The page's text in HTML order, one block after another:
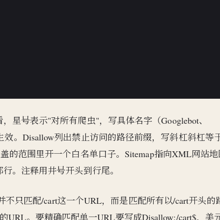
星号表示"对所有爬虫"，写具体名字（Googlebot、
效。Disallow列出禁止访问的路径前缀，写斜杠斜杠等
的范围里开一个白名单口子。Sitemap指向XML网站地
。注释用井号开头到行尾。
只匹配/cart这一个URL，而是匹配所有以/cart开头的
URL。要精确匹配单一URL要写成Disallow:/cart$，美